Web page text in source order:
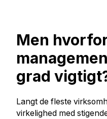
Men
grad
Langt de fleste
virkelighed med